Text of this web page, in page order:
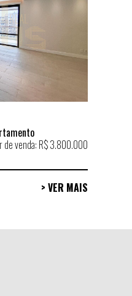
de venda: R$ 3.800.000
> VER MAIS